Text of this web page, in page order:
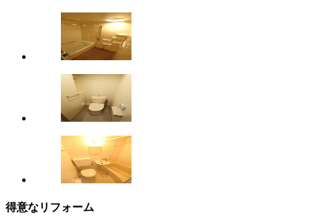
得意なリフォーム